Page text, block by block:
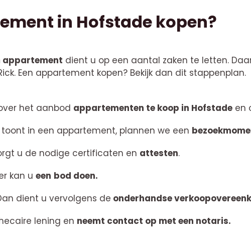
in Hofstade kopen?
appartement dient u op een aantal zaken te letten.
Een appartement kopen? Bekijk dan dit stappenplan.
het aanbod appartementen te koop in Hofstade en
in een appartement, plannen we een
u de nodige certificaten en attesten.
kan u een bod doen.
dient u vervolgens de onderhandse
lening en neemt contact op met een notaris.